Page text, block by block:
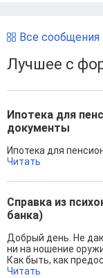
Все сообщения
Лучшее с
Ипотека для
документы
Ипотека для
Читать
Справка из
банка)
Добрый день. Не
ни на ношение
Как быть, как
Читать